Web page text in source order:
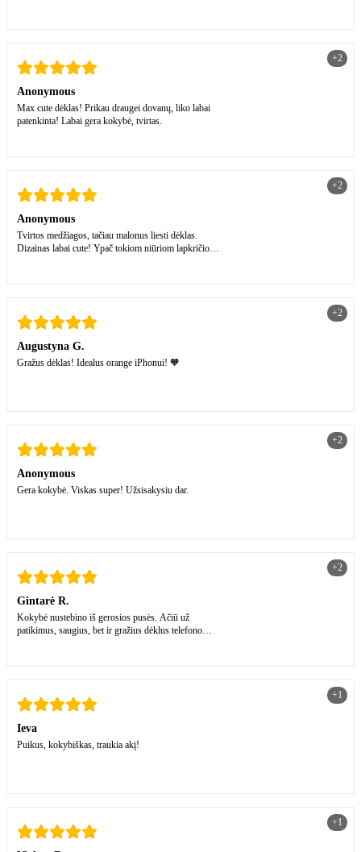
Anonymous
Max cute dėklas! Prikau draugei dovanų, liko labai
patenkinta! Labai gera kokybė, tvirtas.
+2
Anonymous
Tvirtos medžiagos, tačiau malonus liesti dėklas.
Dizainas labai cute! Ypač tokiom niūriom lapkričio
+2
Augustyna G.
Gražus dėklas! Idealus orange iPhonui! 🧡
+2
Anonymous
Gera kokybė. Viskas super! Užsisakysiu dar.
+2
Gintarė R.
Kokybė nustebino iš gerosios pusės. Ačiū už
patikimus, saugius, bet ir gražius dėklus telefono
+2
Ieva
Puikus, kokybiškas, traukia akį!
+1
+1